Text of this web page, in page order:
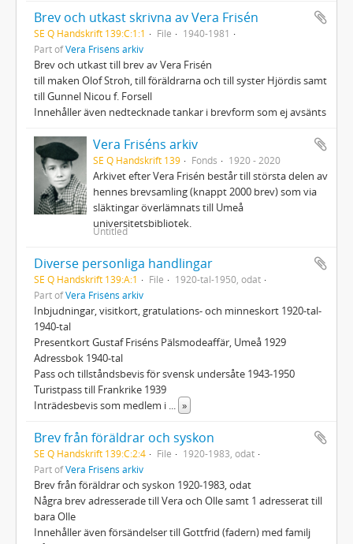
Brev och utkast skrivna av Vera Frisén
SE Q Handskrift 139:C:1:1 File
1940-1981
Part ofVera Friséns arkiv
Brev och utkast till brev av Vera Frisén
till maken Olof Stroh, till föräldrarna och till syster Hjördis samt
till Gunnel Nicou f. Forsell
Innehåller även nedtecknade tankar i brevform som ej avsänts
Vera Friséns arkiv
SE Q Handskrift 139 Fonds 1920 - 2020
Arkivet efter Vera Frisén består till största delen av
hennes brevsamling (knappt 2000 brev) som via
släktingar överlämnats till Umeå
universitetsbibliotek.
Untitled
Diverse personliga handlingar
SE Q Handskrift 139:A:1 File
1920-tal-1950, odat
Part ofVera Friséns arkiv
Inbjudningar, visitkort, gratulations- och minneskort 1920-tal-
1940-tal
Presentkort Gustaf Friséns Pälsmodeaffär, Umeå 1929
Adressbok 1940-tal
Pass och tillståndsbevis för svensk undersåte 1943-1950
Turistpass till Frankrike 1939
Inträdesbevis som medlem i
»
Brev från föräldrar och syskon
SE Q Handskrift 139:C:2:4 File
1920-1983, odat
Part ofVera Friséns arkiv
Brev från föräldrar och syskon 1920-1983, odat
Några brev adresserade till Vera och Olle samt 1 adresserat till
bara Olle
Innehåller även försändelser till Gottfrid (fadern) med familj